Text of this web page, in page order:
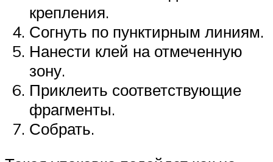
крепления.
Согнуть по пунктирным линиям.
Нанести клей на отмеченную
зону.
Приклеить соответствующие
фрагменты.
Собрать.